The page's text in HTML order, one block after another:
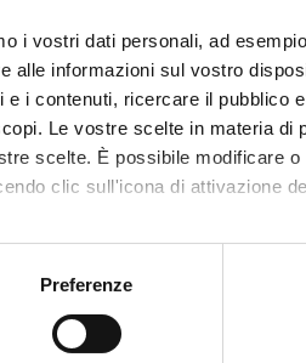
i vostri dati personali, ad
alle informazioni sul vostro
e i contenuti, ricercare il pubblico
Le vostre scelte in materia di
scelte. È possibile modificare
clic sull'icona di attivazione
tua posizione geografica, con
Preferenze
NUMERO
1